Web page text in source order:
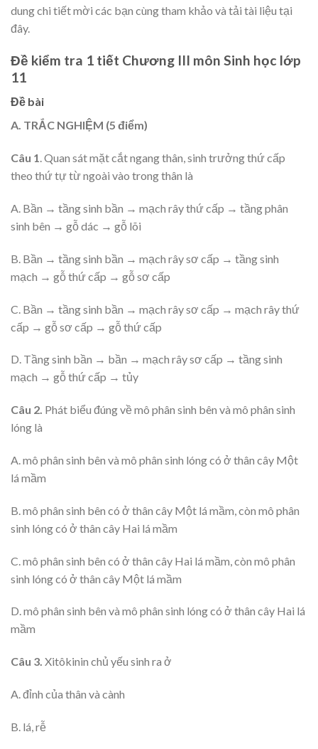
dung chi tiết mời các bạn cùng tham khảo và tải tài liệu tại
đây.
Đề kiểm tra 1 tiết Chương III môn Sinh học lớp
11
Đề bài
A. TRẮC NGHIỆM (5 điểm)
Câu 1. Quan sát mặt cắt ngang thân, sinh trưởng thứ cấp
theo thứ tự từ ngoài vào trong thân là
A. Bần → tầng sinh bần → mạch rây thứ cấp → tầng phân
sinh bên → gỗ dác → gỗ lõi
B. Bần → tầng sinh bần → mạch rây sơ cấp → tầng sinh
mạch → gỗ thứ cấp → gỗ sơ cấp
C. Bần → tầng sinh bần → mạch rây sơ cấp → mạch rây thứ
cấp → gỗ sơ cấp → gỗ thứ cấp
D. Tầng sinh bần → bần → mạch rây sơ cấp → tầng sinh
mạch → gỗ thứ cấp → tủy
Câu 2. Phát biểu đúng về mô phân sinh bên và mô phân sinh
lóng là
A. mô phân sinh bên và mô phân sinh lóng có ở thân cây Một
lá mầm
B. mô phân sinh bên có ở thân cây Một lá mầm, còn mô phân
sinh lóng có ở thân cây Hai lá mầm
C. mô phân sinh bên có ở thân cây Hai lá mầm, còn mô phân
sinh lóng có ở thân cây Một lá mầm
D. mô phân sinh bên và mô phân sinh lóng có ở thân cây Hai lá
mầm
Câu 3. Xitôkinin chủ yếu sinh ra ở
A. đỉnh của thân và cành
B. lá, rễ